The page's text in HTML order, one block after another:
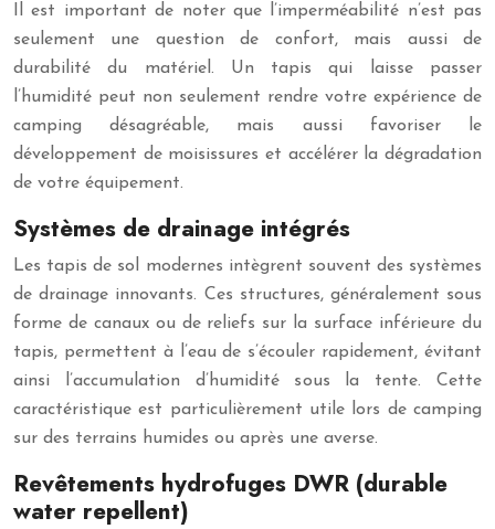
Il est important de noter que l’imperméabilité n’est pas
seulement une question de confort, mais aussi de
durabilité du matériel. Un tapis qui laisse passer
l’humidité peut non seulement rendre votre expérience de
camping désagréable, mais aussi favoriser le
développement de moisissures et accélérer la dégradation
de votre équipement.
Systèmes de drainage intégrés
Les tapis de sol modernes intègrent souvent des systèmes
de drainage innovants. Ces structures, généralement sous
forme de canaux ou de reliefs sur la surface inférieure du
tapis, permettent à l’eau de s’écouler rapidement, évitant
ainsi l’accumulation d’humidité sous la tente. Cette
caractéristique est particulièrement utile lors de camping
sur des terrains humides ou après une averse.
Revêtements hydrofuges DWR (durable
water repellent)